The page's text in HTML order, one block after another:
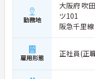
勤務地
大阪府 吹
ツ101
阪急千里
雇用形態 正社員(正